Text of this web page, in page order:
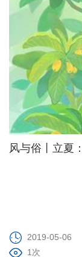
风与俗丨立夏
2019-05-06
1次